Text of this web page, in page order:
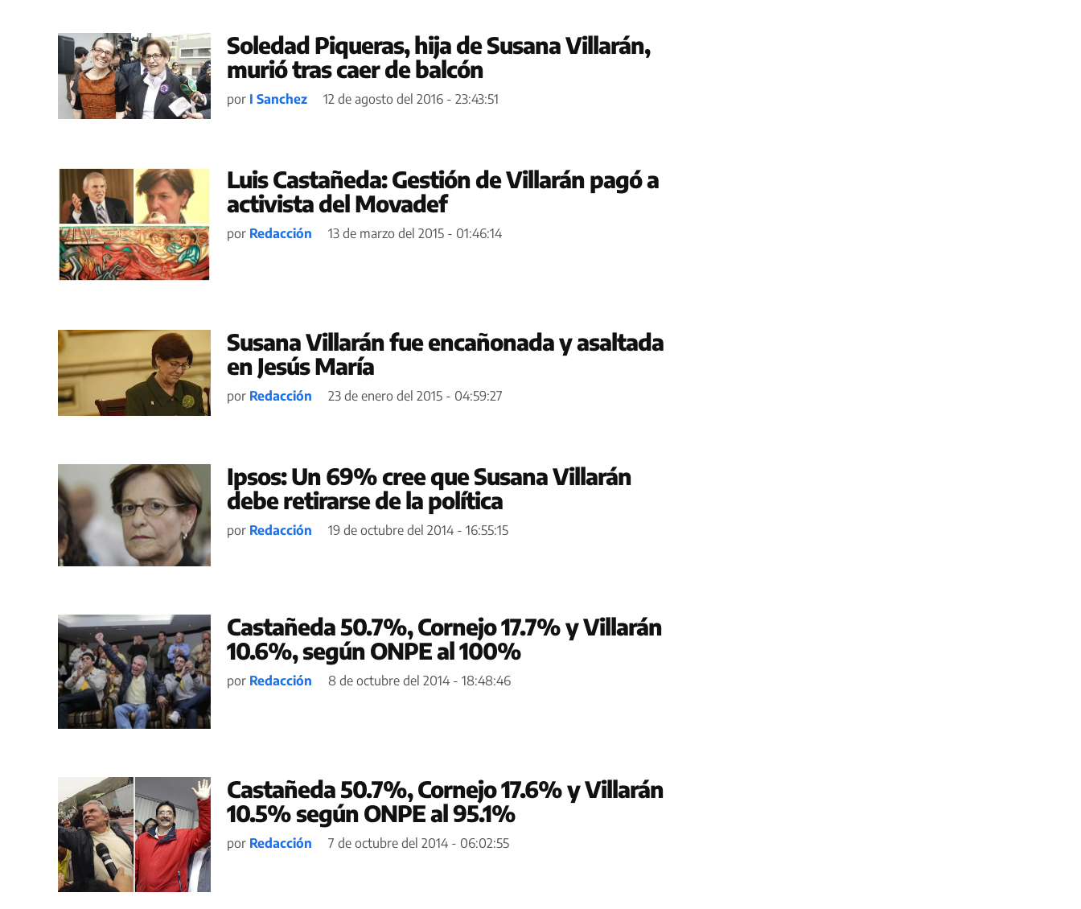
Soledad Piqueras, hija de Susana Villarán,
murió tras caer de balcón
por I Sanchez 12 de agosto del 2016 - 23:43:51
Luis Castañeda: Gestión de Villarán pagó a
activista del Movadef
por Redacción 13 de marzo del 2015 - 01:46:14
Susana Villarán fue encañonada y asaltada
en Jesús María
por Redacción 23 de enero del 2015 - 04:59:27
Ipsos: Un 69% cree que Susana Villarán
debe retirarse de la política
por Redacción 19 de octubre del 2014 - 16:55:15
Castañeda 50.7%, Cornejo 17.7% y Villarán
10.6%, según ONPE al 100%
por Redacción 8 de octubre del 2014 - 18:48:46
Castañeda 50.7%, Cornejo 17.6% y Villarán
10.5% según ONPE al 95.1%
por Redacción 7 de octubre del 2014 - 06:02:55